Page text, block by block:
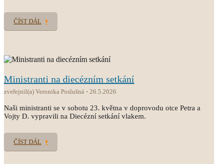
ČÍST DÁL
Ministranti na diecézním setkání
zveřejnil(a) Veronika Poslušná 26.5.2026
Naši ministranti se v sobotu 23. května v doprovodu otce Petra a
Vojty D. vypravili na Diecézní setkání vlakem.
ČÍST DÁL